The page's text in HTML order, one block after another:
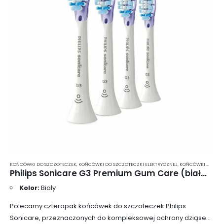
KOŃCÓWKI DO SZCZOTECZEK, KOŃCÓWKI DO SZCZOTECZKI ELEKTRYCZNEJ, KOŃCÓWKI DO SZCZOTECZKI ELEKTRYCZNEJ PHILIPS SONICARE
Philips Sonicare G3 Premium Gum Care (białe) 4 szt. – profesjonalne końcówki standardowe dla szczoteczki Philips Sonicare HX9054/17
Kolor:Biały
Polecamy czteropak końcówek do szczoteczek Philips
Sonicare, przeznaczonych do kompleksowej ochrony dziąseł